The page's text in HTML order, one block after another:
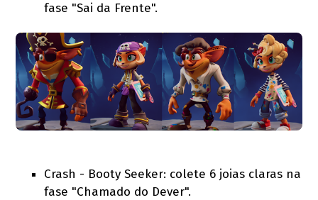
fase "Sai da Frente".
Crash - Booty Seeker: colete 6 joias claras na
fase "Chamado do Dever".